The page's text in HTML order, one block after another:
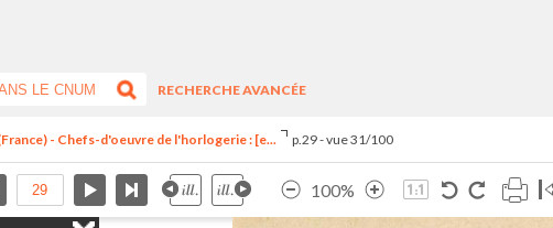
RECHERCHE AVANCÉE
- Chefs-d'oeuvre de l'horlogerie : [e... p.29 - vue 31/100
100%